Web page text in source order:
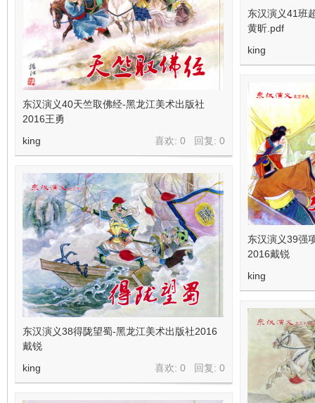
东汉演义41班
黄昕.pdf
king
东汉演义40天竺取佛经-黑龙江美术出版社
2016王勇
喜欢: 0 回复: 0
king
东汉演义39强
2016戴锐
king
东汉演义38得陇望蜀-黑龙江美术出版社2016
戴锐
喜欢: 0 回复: 0
king